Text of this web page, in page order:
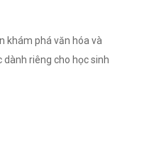
khám phá văn hóa và
riêng cho học sinh